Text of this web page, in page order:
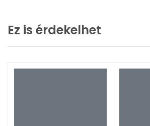
Ez is érdekelhet